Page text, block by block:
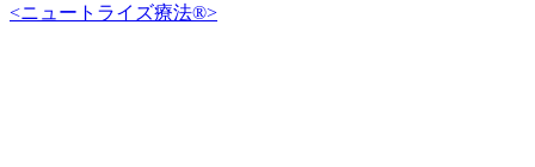
<ニュートライズ療法®️>